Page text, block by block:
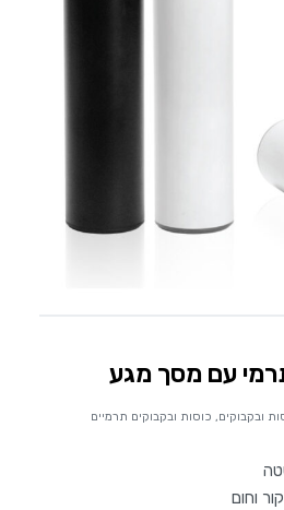
עם מסך מגע
ובקבוקים, כוסות ובקבוקים תרמיים
וחום